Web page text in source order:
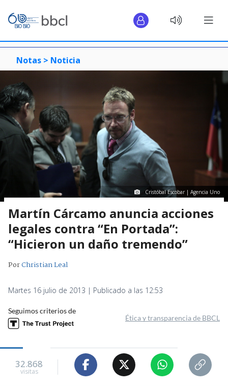
Notas > Noticia
Cristóbal Escobar | Agencia Uno
Martín Cárcamo anuncia acciones
legales contra “En Portada”:
“Hicieron un daño tremendo”
PorChristian Leal
Martes 16 julio de 2013 | Publicado a las 12:53
Seguimos criterios de
Ética y transparencia de BBCL
32.868
visitas